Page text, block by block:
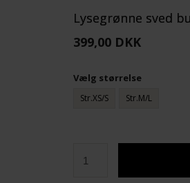
Lysegrønne sved
399,00 DKK
Vælg størrelse
Str.XS/S Str.M/L